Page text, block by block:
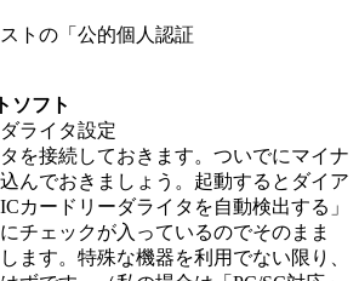
トの「公的個人認証
ソフト
ライタ設定
を接続しておきます。ついでにマイナ
んでおきましょう。起動するとダイア
カードリーダライタを自動検出する」
チェックが入っているのでそのまま
ます。特殊な機器を利用でない限り、